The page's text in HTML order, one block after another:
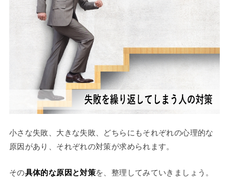
小さな失敗、大きな失敗、どちらにもそれぞれの心理的な
原因があり、それぞれの対策が求められます。
その具体的な原因と対策を、整理してみていきましょう。